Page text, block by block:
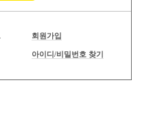
회원가입
아이디/비밀번호 찾기